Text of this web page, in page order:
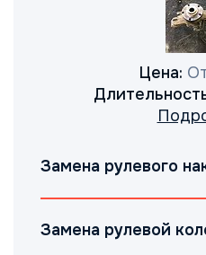
Цена:
Замена рулевого
Замена рулевой